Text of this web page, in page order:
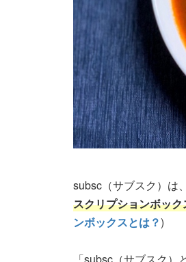
subsc（サブスク）は
スクリプションボック
ンボックスとは？)
「subsc（サブスク）